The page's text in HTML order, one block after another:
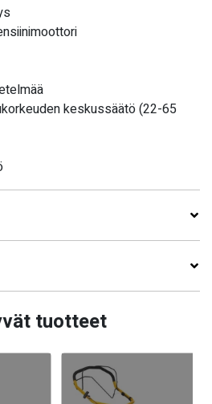
keskussäätö (22-65
tuotteet